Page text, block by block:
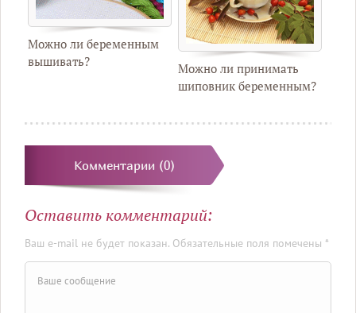
Можно ли беременным
вышивать?
Можно ли принимать
шиповник беременным?
Комментарии (0)
Оставить комментарий:
Ваш e-mail не будет показан. Обязательные поля помечены *